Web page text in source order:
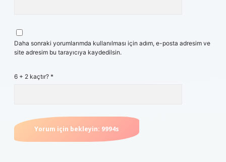
Daha sonraki yorumlarımda kullanılması için adım, e-posta adresim ve
site adresim bu tarayıcıya kaydedilsin.
6 + 2 kaçtır? *